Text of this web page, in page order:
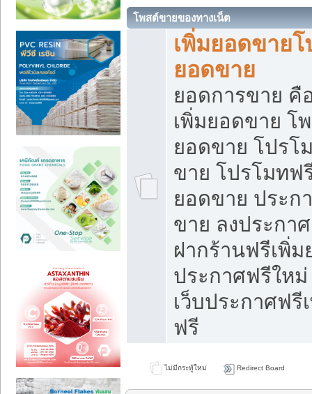
โพสต์ขายของทางเน็ต
เพิ่มยอดขาย
ยอดขาย
ยอดการขาย คื
เพิ่มยอดขาย โ
ยอดขาย โปรโ
ขาย โปรโมทฟ
ยอดขาย ประก
ขาย ลงประกา
ฝากร้านฟรีเพิ่ม
ประกาศฟรีให
เว็บประกาศฟรี
ฟรี
ไม่มีกระทู้ใหม่ Redirect Board